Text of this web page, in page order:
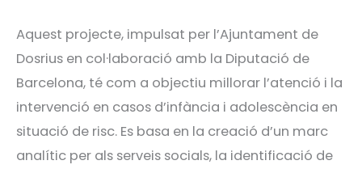
Aquest projecte, impulsat per l’Ajuntament de
Dosrius en col·laboració amb la Diputació de
Barcelona, té com a objectiu millorar l’atenció i la
intervenció en casos d’infància i adolescència en
situació de risc. Es basa en la creació d’un marc
analític per als serveis socials, la identificació de